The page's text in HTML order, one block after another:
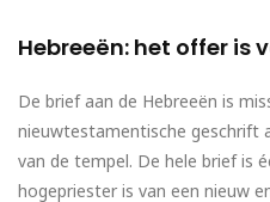
Hebreeën: het offer is
De brief aan de Hebreeën is
nieuwtestamentische geschrift
van de tempel. De hele brief is
hogepriester is van een nieuw